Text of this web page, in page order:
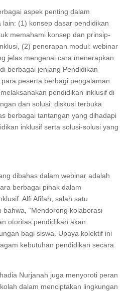
aspek penting dalam
lain: (1) konsep dasar pendidikan
memahami konsep dan prinsip-
(2) penerapan modul: webinar
jelas mengenai cara menerapkan
berbagai jenjang Pendidikan
peserta berbagi pengalaman
pendidikan inklusif di
dan solusi: diskusi terbuka
berbagai tantangan yang dihadapi
inklusif serta solusi-solusi yang
dibahas dalam webinar adalah
berbagai pihak dalam
Alfi Afifah, salah satu
bahwa, “Mendorong kolaborasi
otoritas pendidikan akan
bagi siswa. Upaya kolektif ini
kebutuhan pendidikan secara
Nurjanah juga menyoroti peran
dalam menciptakan lingkungan